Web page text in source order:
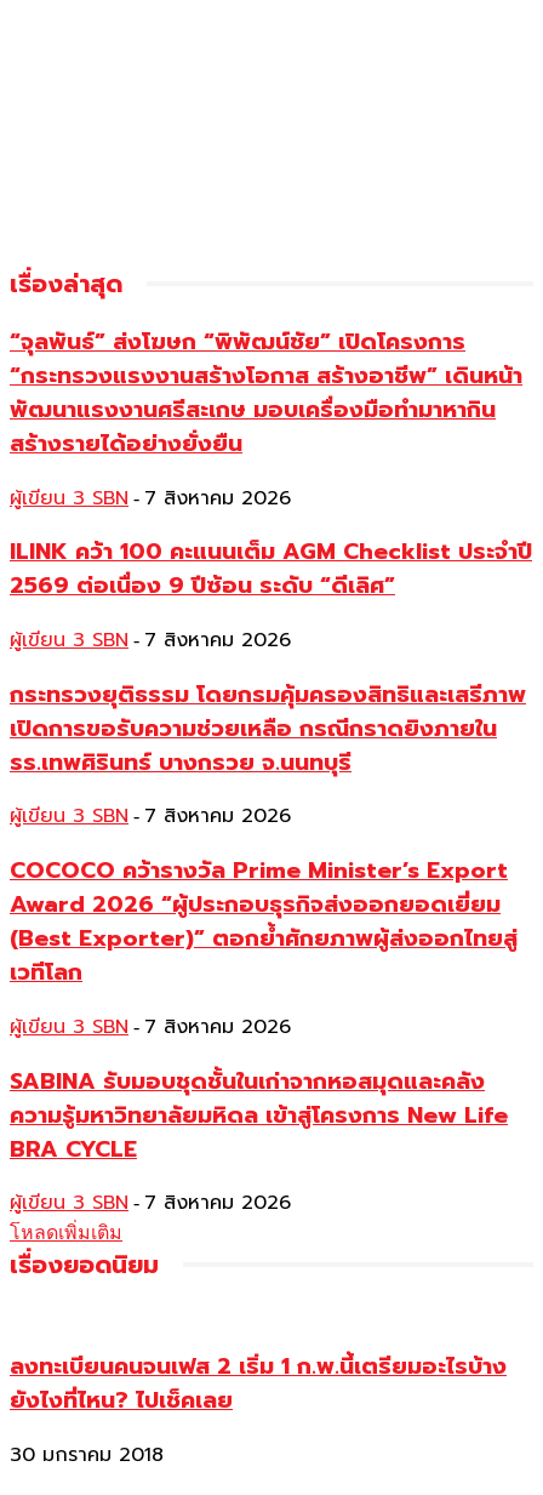
เรื่องล่าสุด
“จุลพันธ์” ส่งโฆษก “พิพัฒน์ชัย” เปิดโครงการ
“กระทรวงแรงงานสร้างโอกาส สร้างอาชีพ” เดินหน้า
พัฒนาแรงงานศรีสะเกษ มอบเครื่องมือทำมาหากิน
สร้างรายได้อย่างยั่งยืน
ผู้เขียน 3 SBN - 7 สิงหาคม 2026
ILINK คว้า 100 คะแนนเต็ม AGM Checklist ประจำปี
2569 ต่อเนื่อง 9 ปีซ้อน ระดับ “ดีเลิศ”
ผู้เขียน 3 SBN - 7 สิงหาคม 2026
กระทรวงยุติธรรม โดยกรมคุ้มครองสิทธิและเสรีภาพ
เปิดการขอรับความช่วยเหลือ กรณีกราดยิงภายใน
รร.เทพศิรินทร์ บางกรวย จ.นนทบุรี
ผู้เขียน 3 SBN - 7 สิงหาคม 2026
COCOCO คว้ารางวัล Prime Minister’s Export
Award 2026 “ผู้ประกอบธุรกิจส่งออกยอดเยี่ยม
(Best Exporter)” ตอกย้ำศักยภาพผู้ส่งออกไทยสู่
เวทีโลก
ผู้เขียน 3 SBN - 7 สิงหาคม 2026
SABINA รับมอบชุดชั้นในเก่าจากหอสมุดและคลัง
ความรู้มหาวิทยาลัยมหิดล เข้าสู่โครงการ New Life
BRA CYCLE
ผู้เขียน 3 SBN - 7 สิงหาคม 2026
โหลดเพิ่มเติม
เรื่องยอดนิยม
ลงทะเบียนคนจนเฟส 2 เริ่ม 1 ก.พ.นี้เตรียมอะไรบ้าง
ยังไงที่ไหน? ไปเช็คเลย
30 มกราคม 2018